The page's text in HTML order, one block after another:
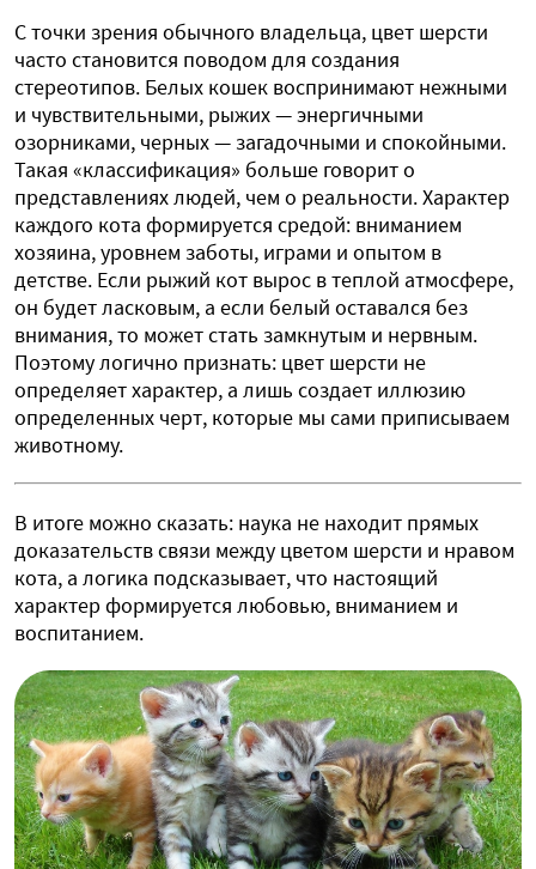
С точки зрения обычного владельца, цвет шерсти
часто становится поводом для создания
стереотипов. Белых кошек воспринимают нежными
и чувствительными, рыжих — энергичными
озорниками, черных — загадочными и спокойными.
Такая «классификация» больше говорит о
представлениях людей, чем о реальности. Характер
каждого кота формируется средой: вниманием
хозяина, уровнем заботы, играми и опытом в
детстве. Если рыжий кот вырос в теплой атмосфере,
он будет ласковым, а если белый оставался без
внимания, то может стать замкнутым и нервным.
Поэтому логично признать: цвет шерсти не
определяет характер, а лишь создает иллюзию
определенных черт, которые мы сами приписываем
животному.
В итоге можно сказать: наука не находит прямых
доказательств связи между цветом шерсти и нравом
кота, а логика подсказывает, что настоящий
характер формируется любовью, вниманием и
воспитанием.